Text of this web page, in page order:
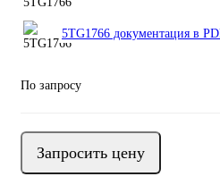
5TG1766 документация в
По запросу
Запросить цену